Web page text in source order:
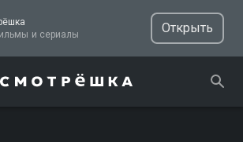
ТВ, фильмы и сериалы
Открыть